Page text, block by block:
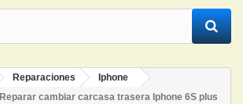
Reparaciones
Iphone
Reparar cambiar carcasa trasera Iphone 6S plus